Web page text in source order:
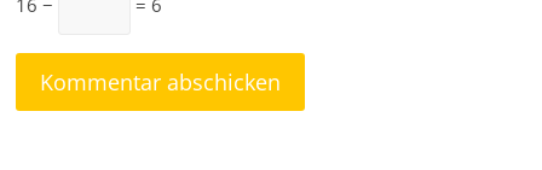
16 −
= 6